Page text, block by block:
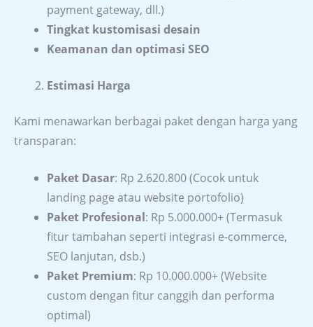
payment gateway, dll.)
Tingkat kustomisasi desain
Keamanan dan optimasi SEO
Estimasi Harga
Kami menawarkan berbagai paket dengan harga yang
transparan:
Paket Dasar: Rp 2.620.800 (Cocok untuk
landing page atau website portofolio)
Paket Profesional: Rp 5.000.000+ (Termasuk
fitur tambahan seperti integrasi e-commerce,
SEO lanjutan, dsb.)
Paket Premium: Rp 10.000.000+ (Website
custom dengan fitur canggih dan performa
optimal)